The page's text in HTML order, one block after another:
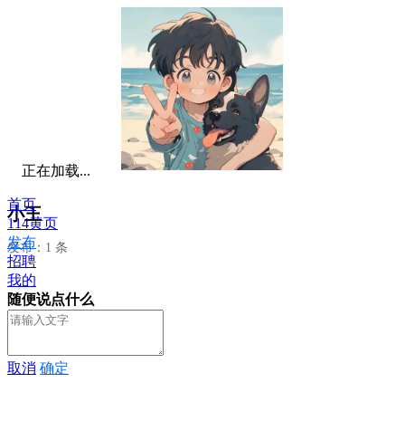
小王
发布：1 条
正在加载...
首页
114黄页
发布
招聘
我的
随便说点什么
取消 确定